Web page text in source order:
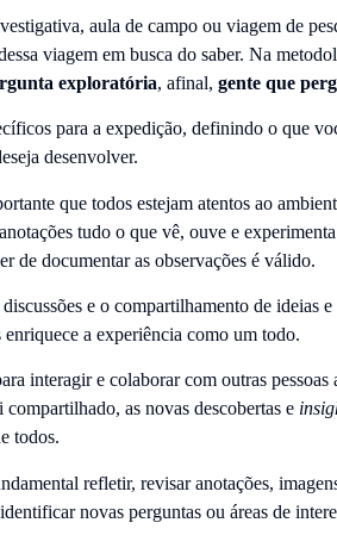
aula de campo ou viagem de
viagem em busca do saber. Na
exploratória, afinal, gente que
para a expedição, definindo o que
desenvolver.
que todos estejam atentos ao
tudo o que vê, ouve e
de documentar as observações é válido.
e o compartilhamento de ideias
a experiência como um todo.
interagir e colaborar com outras pessoas
as novas descobertas e
todos.
refletir, revisar anotações,
novas perguntas ou áreas de